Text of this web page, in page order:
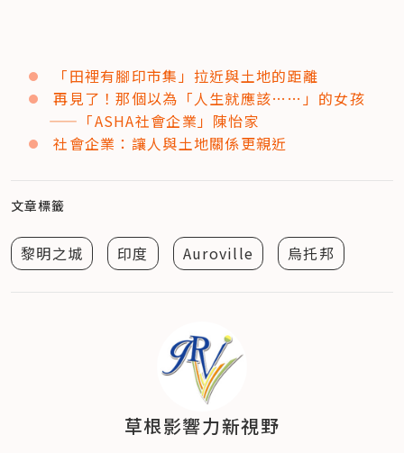
「田裡有腳印市集」拉近與土地的距離
再見了！那個以為「人生就應該……」的女孩
——「ASHA社會企業」陳怡家
社會企業：讓人與土地關係更親近
文章標籤
黎明之城 印度 Auroville 烏托邦
草根影響力新視野